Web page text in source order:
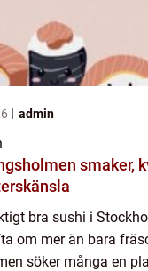
admin
smaker, kvalitet
bra sushi i
om mer än bara
söker många en